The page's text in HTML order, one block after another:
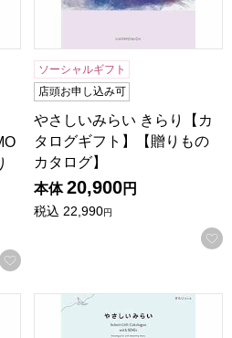
お気に入りに登録する
ソーシャルギフト
店頭お申し込み可
やさしいみらい きらり【カ
タログギフト】【贈りもの
カタログ】
本体 20,900円
税込 22,990円
タログギフト】【贈りものカタ
やさしいみらい すらり【カ